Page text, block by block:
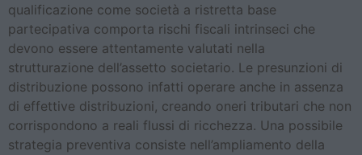
qualificazione come società a ristretta base
partecipativa comporta rischi fiscali intrinseci che
devono essere attentamente valutati nella
strutturazione dell’assetto societario. Le presunzioni di
distribuzione possono infatti operare anche in assenza
di effettive distribuzioni, creando oneri tributari che non
corrispondono a reali flussi di ricchezza. Una possibile
strategia preventiva consiste nell’ampliamento della